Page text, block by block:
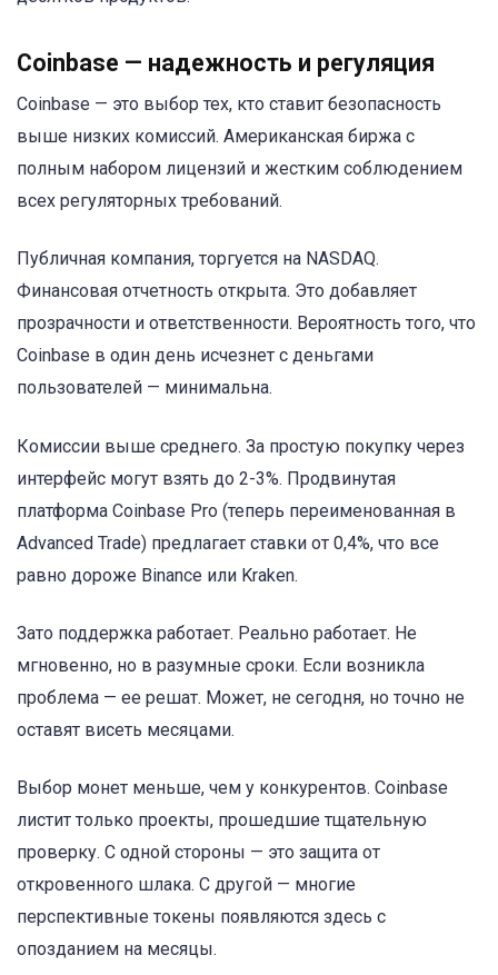
Coinbase — надежность и регуляция
Coinbase — это выбор тех, кто ставит безопасность
выше низких комиссий. Американская биржа с
полным набором лицензий и жестким соблюдением
всех регуляторных требований.
Публичная компания, торгуется на NASDAQ.
Финансовая отчетность открыта. Это добавляет
прозрачности и ответственности. Вероятность того, что
Coinbase в один день исчезнет с деньгами
пользователей — минимальна.
Комиссии выше среднего. За простую покупку через
интерфейс могут взять до 2-3%. Продвинутая
платформа Coinbase Pro (теперь переименованная в
Advanced Trade) предлагает ставки от 0,4%, что все
равно дороже Binance или Kraken.
Зато поддержка работает. Реально работает. Не
мгновенно, но в разумные сроки. Если возникла
проблема — ее решат. Может, не сегодня, но точно не
оставят висеть месяцами.
Выбор монет меньше, чем у конкурентов. Coinbase
листит только проекты, прошедшие тщательную
проверку. С одной стороны — это защита от
откровенного шлака. С другой — многие
перспективные токены появляются здесь с
опозданием на месяцы.